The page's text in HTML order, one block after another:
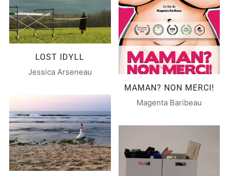
LOST IDYLL
Jessica Arseneau
MAMAN? NON MERCI!
Magenta Baribeau